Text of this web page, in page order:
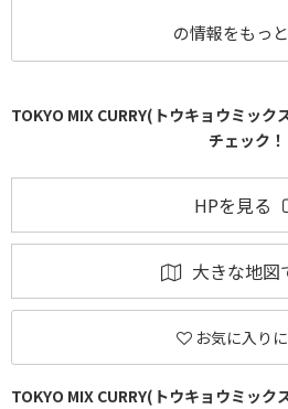
の情報をもっ
TOKYO MIX CURRY(トウキョウミッ
チェック！
HPを見る
大きな地図
お気に入り
TOKYO MIX CURRY(トウキョウミッ